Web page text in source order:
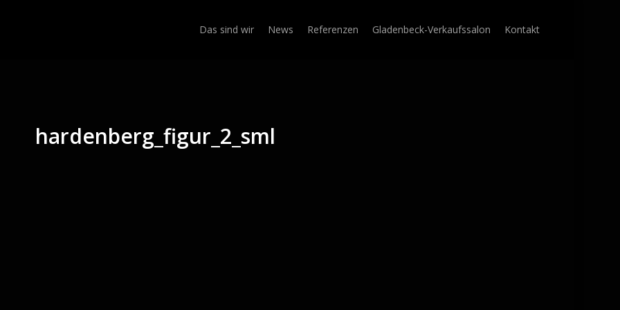
Das sind wir News Referenzen Gladenbeck-Verkaufssalon Kontakt
hardenberg_figur_2_sml